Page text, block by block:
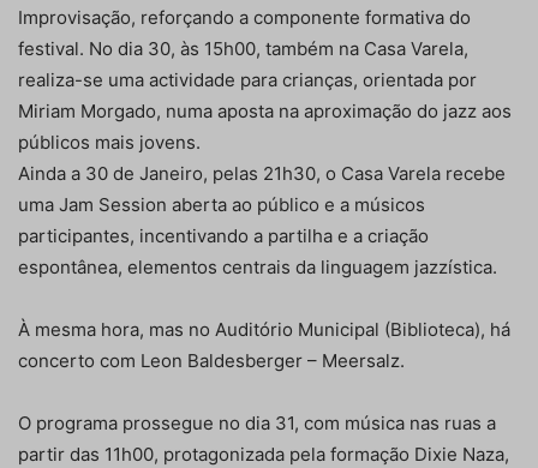
Improvisação, reforçando a componente formativa do
festival. No dia 30, às 15h00, também na Casa Varela,
realiza-se uma actividade para crianças, orientada por
Miriam Morgado, numa aposta na aproximação do jazz aos
públicos mais jovens.
Ainda a 30 de Janeiro, pelas 21h30, o Casa Varela recebe
uma Jam Session aberta ao público e a músicos
participantes, incentivando a partilha e a criação
espontânea, elementos centrais da linguagem jazzística.
À mesma hora, mas no Auditório Municipal (Biblioteca), há
concerto com Leon Baldesberger – Meersalz.
O programa prossegue no dia 31, com música nas ruas a
partir das 11h00, protagonizada pela formação Dixie Naza,